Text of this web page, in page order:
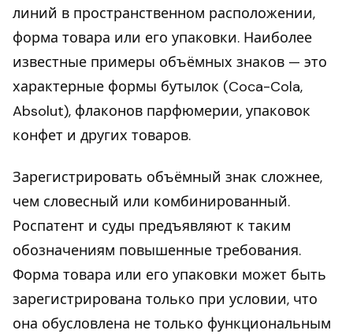
линий в пространственном расположении,
форма товара или его упаковки. Наиболее
известные примеры объёмных знаков — это
характерные формы бутылок (Coca-Cola,
Absolut), флаконов парфюмерии, упаковок
конфет и других товаров.
Зарегистрировать объёмный знак сложнее,
чем словесный или комбинированный.
Роспатент и суды предъявляют к таким
обозначениям повышенные требования.
Форма товара или его упаковки может быть
зарегистрирована только при условии, что
она обусловлена не только функциональным